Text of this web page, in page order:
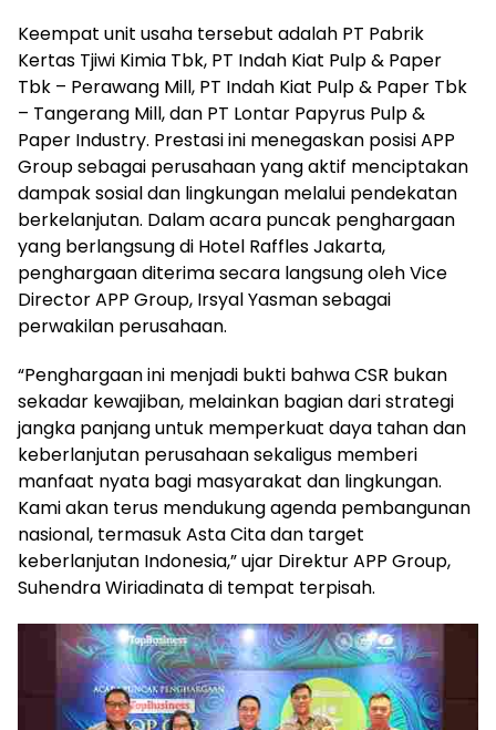
Keempat unit usaha tersebut adalah PT Pabrik
Kertas Tjiwi Kimia Tbk, PT Indah Kiat Pulp & Paper
Tbk – Perawang Mill, PT Indah Kiat Pulp & Paper Tbk
– Tangerang Mill, dan PT Lontar Papyrus Pulp &
Paper Industry. Prestasi ini menegaskan posisi APP
Group sebagai perusahaan yang aktif menciptakan
dampak sosial dan lingkungan melalui pendekatan
berkelanjutan. Dalam acara puncak penghargaan
yang berlangsung di Hotel Raffles Jakarta,
penghargaan diterima secara langsung oleh Vice
Director APP Group, Irsyal Yasman sebagai
perwakilan perusahaan.
“Penghargaan ini menjadi bukti bahwa CSR bukan
sekadar kewajiban, melainkan bagian dari strategi
jangka panjang untuk memperkuat daya tahan dan
keberlanjutan perusahaan sekaligus memberi
manfaat nyata bagi masyarakat dan lingkungan.
Kami akan terus mendukung agenda pembangunan
nasional, termasuk Asta Cita dan target
keberlanjutan Indonesia,” ujar Direktur APP Group,
Suhendra Wiriadinata di tempat terpisah.